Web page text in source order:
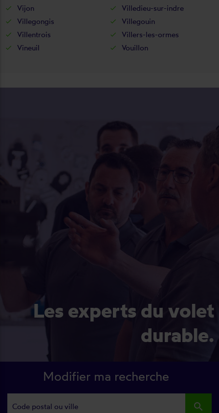
Vijon
Villedieu-sur-indre
Villegongis
Villegouin
Villentrois
Villers-les-ormes
Vineuil
Vouillon
Les experts du volet
durable.
Modifier ma recherche
search